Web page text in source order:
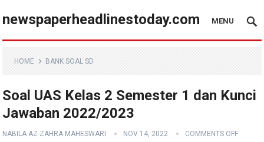
newspaperheadlinestoday.com MENU
HOME BANK SOAL SD
Soal UAS Kelas 2 Semester 1 dan Kunci
Jawaban 2022/2023
NABILA AZ-ZAHRA MAHESWARI NOV 14, 2022 COMMENTS OFF